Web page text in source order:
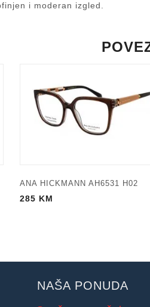
i moderan izgled.
ANA HICKMANN AH6531 H02
285 KM
NAŠA PONUDA